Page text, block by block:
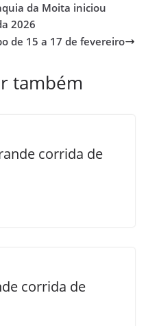
da Moita iniciou
2026
de 15 a 17 de fevereiro
também
corrida de
corrida de